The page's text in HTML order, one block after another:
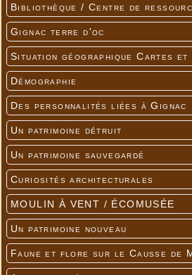
Bibliothèque / Centre de
Gignac terre d'oc
Situation géographique Cartes et
Démographie
Des personnalités liées à Gignac
Un patrimoine détruit
Un patrimoine sauvegardé
Curiosités architecturales
MOULIN À VENT / ÉCOMUSÉE
Un patrimoine nouveau
Faune et flore sur le Causse de
Neige sur les
---